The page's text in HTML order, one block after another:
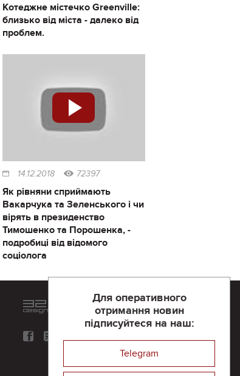
Котеджне містечко Greenville:
близько від міста - далеко від
проблем.
14.12.2018 72397
Як рівняни сприймають
Вакарчука та Зеленського і чи
вірять в президенство
Тимошенко та Порошенка, -
подробиці від відомого
соціолога
Для оперативного
отримання новин
підписуйтеся на наш:
Telegram
Розроблений та підтримується
компанії 32х32